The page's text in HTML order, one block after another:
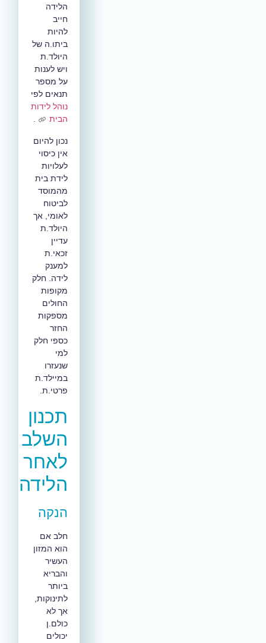
הלידה
חייב
להיות
ביתו.ה של
היולד.ת
ויש לענות
על מספר
תנאים לפי
נוהל לידות
הבית
.
נכון להיום
אין כיסוי
לעלויות
לידת בית
מהמוסד
לביטוח
לאומי, אך
היולד.ת
עדיין
זכאי.ת
למענק
לידה. חלק
מקופות
החולים
מספקות
החזר
כספי חלק
למי
שנעזרו
במיילד.ת
פרטי.ת.
תכנון
השלב
לאחר
הלידה
הנקה
חלב אם
הוא המזון
העשיר
והבריא
ביותר
לתינוקות,
אך לא
כולם.ן
יכולים